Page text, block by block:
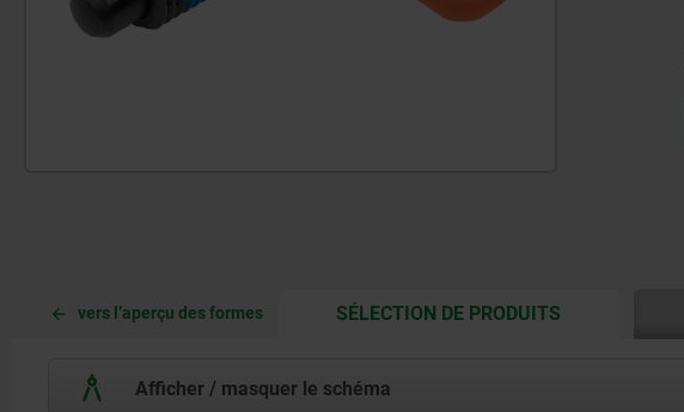
vers l’aperçu des formes SÉLECTION DE PRODUITSCURRENT
CURRENT
Afficher / masquer le schéma